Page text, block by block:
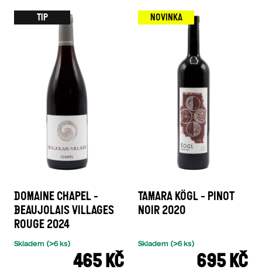
TIP
DOMAINE CHAPEL -
BEAUJOLAIS VILLAGES
ROUGE 2024
465 KČ
Skladem (>6 ks)
NOVINKA
TAMARA KÖGL - PINOT
NOIR 2020
695 KČ
Skladem (>6 ks)